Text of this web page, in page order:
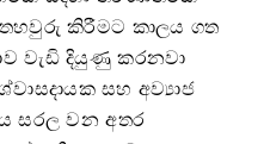
කිරීමට කාලය ගත
වැඩි දියුණු කරනවා
සහ අව්‍යාජ
සරල වන අතර